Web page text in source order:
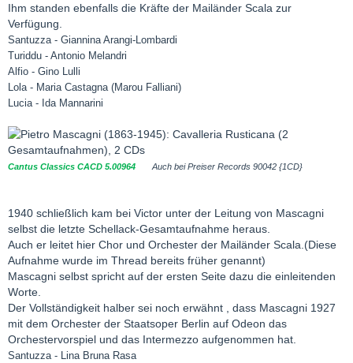
Ihm standen ebenfalls die Kräfte der Mailänder Scala zur
Verfügung.
Santuzza - Giannina Arangi-Lombardi
Turiddu - Antonio Melandri
Alfio - Gino Lulli
Lola - Maria Castagna (Marou Falliani)
Lucia - Ida Mannarini
Cantus Classics CACD 5.00964 Auch bei Preiser Records 90042 {1CD}
1940 schließlich kam bei Victor unter der Leitung von Mascagni
selbst die letzte Schellack-Gesamtaufnahme heraus.
Auch er leitet hier Chor und Orchester der Mailänder Scala.(Diese
Aufnahme wurde im Thread bereits früher genannt)
Mascagni selbst spricht auf der ersten Seite dazu die einleitenden
Worte.
Der Vollständigkeit halber sei noch erwähnt , dass Mascagni 1927
mit dem Orchester der Staatsoper Berlin auf Odeon das
Orchestervorspiel und das Intermezzo aufgenommen hat.
Santuzza - Lina Bruna Rasa